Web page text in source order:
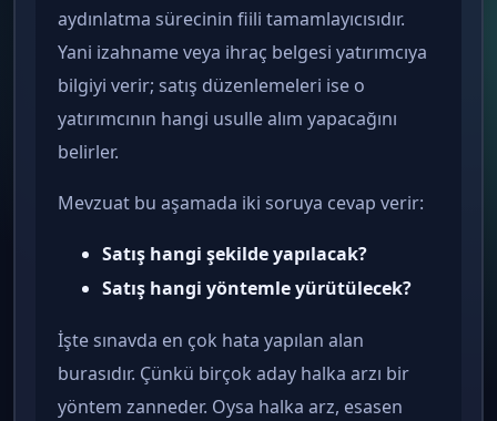
aydınlatma sürecinin fiili tamamlayıcısıdır.
Yani izahname veya ihraç belgesi yatırımcıya
bilgiyi verir; satış düzenlemeleri ise o
yatırımcının hangi usulle alım yapacağını
belirler.
Mevzuat bu aşamada iki soruya cevap verir:
Satış hangi şekilde yapılacak?
Satış hangi yöntemle yürütülecek?
İşte sınavda en çok hata yapılan alan
burasıdır. Çünkü birçok aday halka arzı bir
yöntem zanneder. Oysa halka arz, esasen